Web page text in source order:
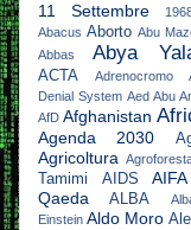
11 Settembre
Abacus Aborto Abu
Abbas
Abya
ACTA Adrenocromo
Denial System Aed Abu
AfD Afghanistan
Agenda 2030
Agricoltura
Tamimi
AIDS AIFA
Qaeda
ALBA
Einstein Aldo Moro